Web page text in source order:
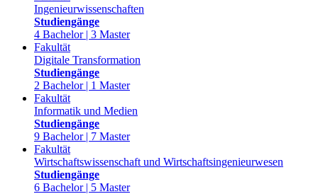
Ingenieurwissenschaften
Studiengänge
4 Bachelor | 3 Master
Fakultät
Digitale Transformation
Studiengänge
2 Bachelor | 1 Master
Fakultät
Informatik und Medien
Studiengänge
9 Bachelor | 7 Master
Fakultät
Wirtschaftswissenschaft und Wirtschaftsingenieurwesen
Studiengänge
6 Bachelor | 5 Master